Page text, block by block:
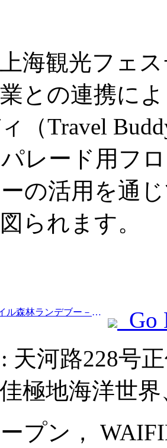
海観光フェ
との連携に
（Travel
レード用フ
の活用を通
られます。
Prev:「フルンボイル森林ランデブー－大興安嶺エクスプレス－星光列車－天一旅」観光列車が初運行を行った。
Go
天河路228号
極地海洋世
プン，